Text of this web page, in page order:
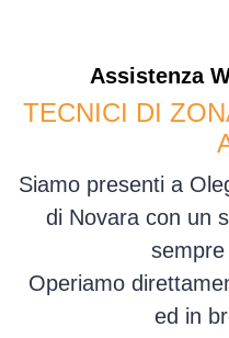
Assistenza
TECNICI DI
Siamo presenti a
di Novara con un
Operiamo
ed in